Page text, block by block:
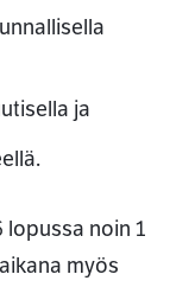
ja
lopussa noin 1
myös